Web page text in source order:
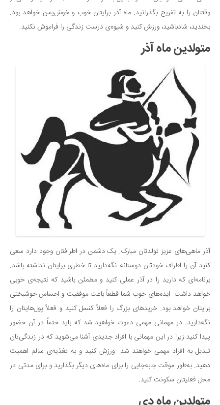
وقتتان را به تفریح بگذرانید. ماه آذر برایتان خوب و خوش‌یمن خواهد بود.
بخندید، شادباشید، ورزش کنید و شیوه‌ی درست زندگی را فراموش نکنید.
متولدین ماه آذر
آذر ماهی‌های عزیز تولدتان مبارک. یک دشمن در اطرافتان وجود دارد سعی
کنید آن را اطراف خودتان دوستانه نگه‌دارید تا خطری برایتان نداشته باشد.
برنامه‌ای که دارید را در آذر عملی کنید و مطمئن باشید که نتیجه‌ی خوبی
خواهد داشت. ایده‌های خوب شما قطعاً باعث موفقیت و احساس خوشبختی
برایتان خواهد بود. خریدهای بزرگ را فعلاً کنسل کنید و فعلاً پول‌هایتان را
نگه‌دارید. در مهمانی مهمی دعوت خواهید شد که باید حتماً در آن حضور
پیدا کنید زیرا در این مهمانی با افراد جدیدی آشنا می‌شوید که در زندگی‌تان
تبدیل به افراد مهمی خواهند شد. ورزش کنید و به تغذیه‌ی سالم اهمیت
دهید. به‌طور موقت جابه‌جایی را برای ماه‌های دیگر بگذارید و برای مدتی در
محل فعلیتان سکونت کنید.